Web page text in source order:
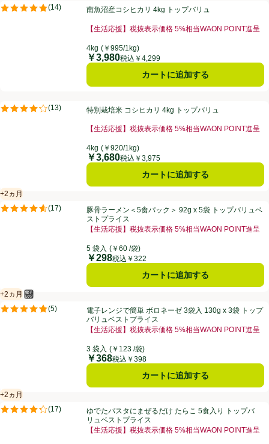
南魚沼産コシヒカリ 4kg トップバリュ
(14)
評価は14件のレビューで5点中4.8点。南魚沼産コシヒカリ 4kg トップバリュ
【生活応援】税抜表示価格 5%相当WAON POINT進呈
4kg (￥995/1kg)
価格
￥3,980税込￥4,299
カートに追加する
特別栽培米 コシヒカリ 4kg トップバリュ
(13)
評価は13件のレビューで5点中4.2点。 特別栽培米 コシヒカリ 4kg トップバリュ
【生活応援】税抜表示価格 5%相当WAON POINT進呈
4kg (￥920/1kg)
価格
￥3,680税込￥3,975
カートに追加する
豚骨ラーメン＜5食パック＞ 92g x 5袋 トップバリュベストプライス
+2ヵ月
賞味・消費期限保証：2ヵ月
(17)
評価は17件のレビューで5点中4.6点。豚骨ラーメン＜5食パック＞ 92g x 5袋 トップバリュベ
ストプライス
【生活応援】税抜表示価格 5%相当WAON POINT進呈
5 袋入 (￥60 /袋)
価格
￥298税込￥322
カートに追加する
電子レンジで簡単 ボロネーゼ 3袋入 130g x 3袋 トップバリュベストプ
+2ヵ月
賞味・消費期限保証：2ヵ月
電子レンジ使用可
(5)
評価は5件のレビューで5点中4.8点。電子レンジで簡単 ボロネーゼ 3袋入 130g x 3袋 トップ
バリュベストプライス
【生活応援】税抜表示価格 5%相当WAON POINT進呈
3 袋入 (￥123 /袋)
価格
￥368税込￥398
カートに追加する
ゆでたパスタにまぜるだけ たらこ 5食入り トップバリュベストプライ
+2ヵ月
賞味・消費期限保証：2ヵ月
(17)
評価は17件のレビューで5点中4.3点。ゆでたパスタにまぜるだけ たらこ 5食入り トップバ
リュベストプライス
【生活応援】税抜表示価格 5%相当WAON POINT進呈